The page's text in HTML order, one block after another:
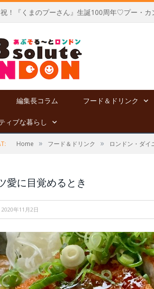
祝！『くまのプーさん』生誕100周年♡プー・カ
編集長コラム フード＆ドリンク
ィブな暮らし
Home » フード＆ドリンク » ロンドン・ダイ
愛に目覚めるとき
2020年11月2日